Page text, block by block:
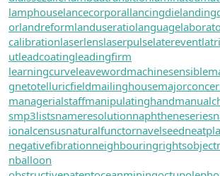
lamphouselancecorporallancingdie
orlandreformlanduseratio
calibrationlaserlenslaserpulselaterevent
utleadcoatingleadingfirm
learningcurveleavewordmachinesensible
gnetotelluricfieldmailinghouse
managerialstaffmanipulatinghand
smp3listsnameresolutionnaphtheneseries
ionalcensusnaturalfunctornavelseed
negativefibrationneighbouringrights
nballoon